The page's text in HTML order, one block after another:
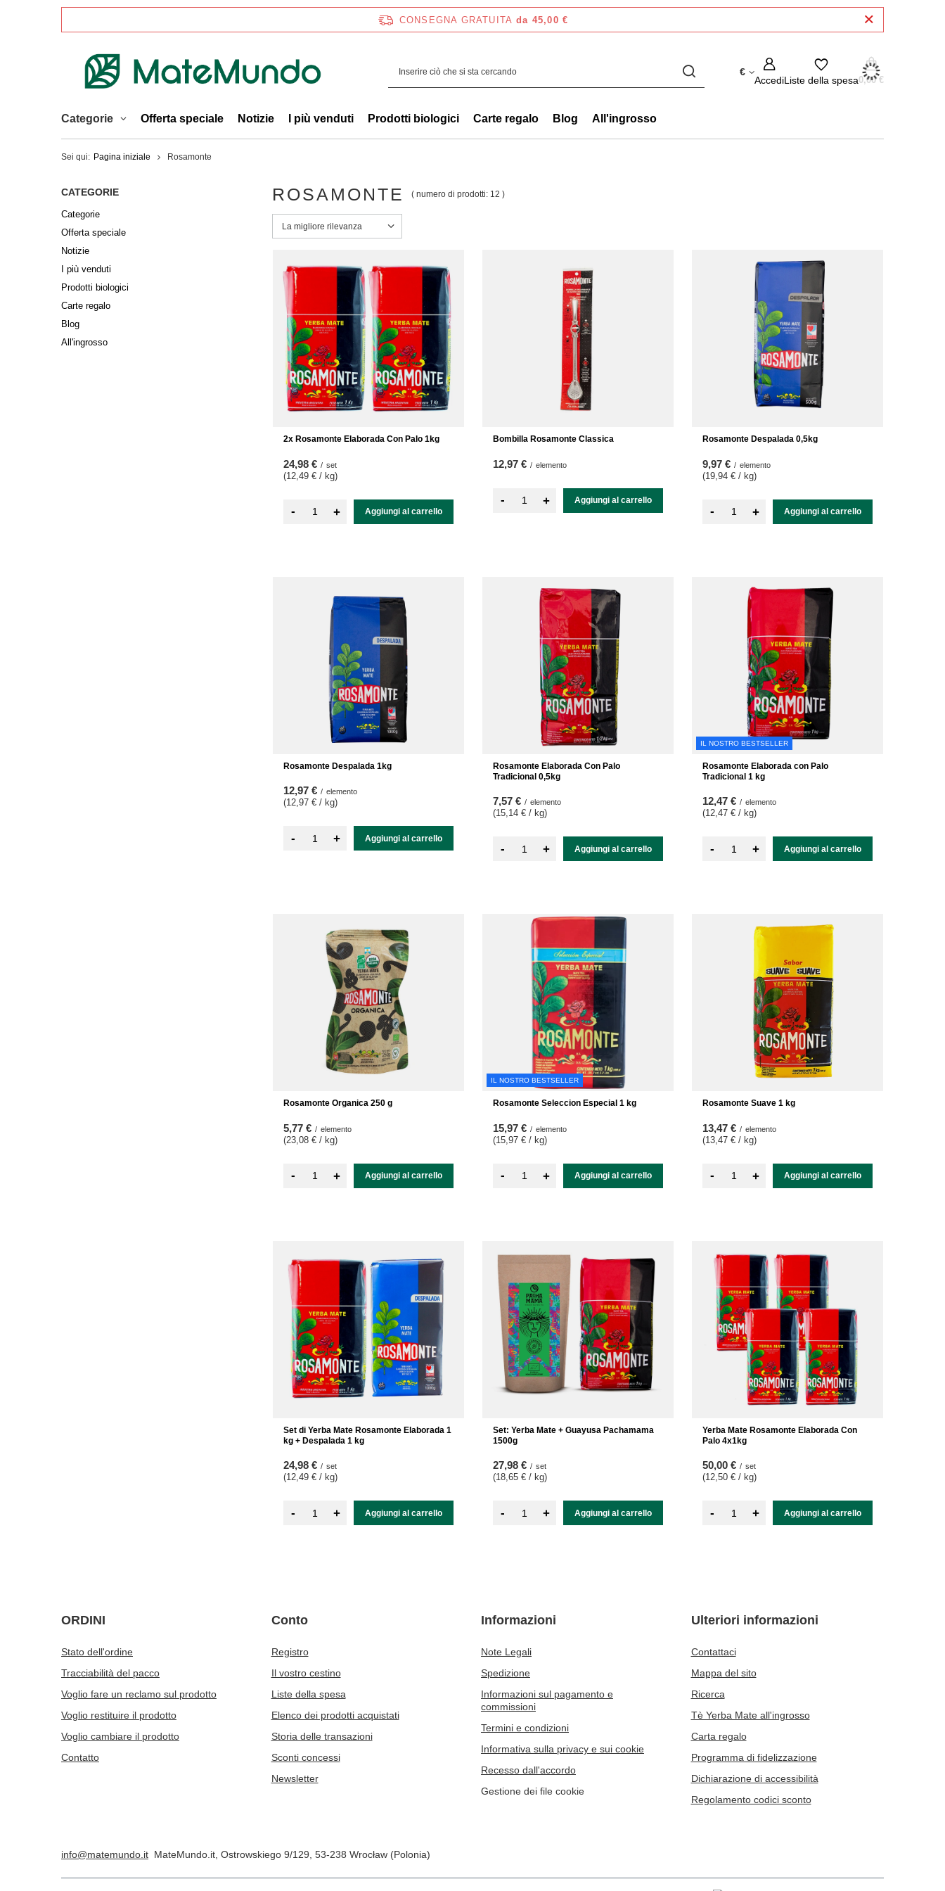
CONSEGNA GRATUITA da 45,00 €
€
AccediListe della spesa0,00 €
Categorie Offerta speciale Notizie I più venduti Prodotti biologici Carte regalo Blog All'ingrosso
Sei qui: Pagina iniziale Rosamonte
CATEGORIE
Categorie
Offerta speciale
Notizie
I più venduti
Prodotti biologici
Carte regalo
Blog
All'ingrosso
ROSAMONTE ( numero di prodotti: 12 )
Modifica ordinamento
La migliore rilevanza
2x Rosamonte Elaborada Con Palo 1kg
24,98 € / set
(12,49 € / kg)
- + Aggiungi al carrello
Bombilla Rosamonte Classica
12,97 € / elemento
- + Aggiungi al carrello
Rosamonte Despalada 0,5kg
9,97 € / elemento
(19,94 € / kg)
- + Aggiungi al carrello
Rosamonte Despalada 1kg
12,97 € / elemento
(12,97 € / kg)
- + Aggiungi al carrello
Rosamonte Elaborada Con Palo
Tradicional 0,5kg
7,57 € / elemento
(15,14 € / kg)
- + Aggiungi al carrello
IL NOSTRO BESTSELLER
Rosamonte Elaborada con Palo
Tradicional 1 kg
12,47 € / elemento
(12,47 € / kg)
- + Aggiungi al carrello
Rosamonte Organica 250 g
5,77 € / elemento
(23,08 € / kg)
- + Aggiungi al carrello
IL NOSTRO BESTSELLER
Rosamonte Seleccion Especial 1 kg
15,97 € / elemento
(15,97 € / kg)
- + Aggiungi al carrello
Rosamonte Suave 1 kg
13,47 € / elemento
(13,47 € / kg)
- + Aggiungi al carrello
Set di Yerba Mate Rosamonte Elaborada 1
kg + Despalada 1 kg
24,98 € / set
(12,49 € / kg)
- + Aggiungi al carrello
Set: Yerba Mate + Guayusa Pachamama
1500g
27,98 € / set
(18,65 € / kg)
- + Aggiungi al carrello
Yerba Mate Rosamonte Elaborada Con
Palo 4x1kg
50,00 € / set
(12,50 € / kg)
- + Aggiungi al carrello
ORDINI
Stato dell'ordine
Tracciabilità del pacco
Voglio fare un reclamo sul prodotto
Voglio restituire il prodotto
Voglio cambiare il prodotto
Contatto
Conto
Registro
Il vostro cestino
Liste della spesa
Elenco dei prodotti acquistati
Storia delle transazioni
Sconti concessi
Newsletter
Informazioni
Note Legali
Spedizione
Informazioni sul pagamento e
commissioni
Termini e condizioni
Informativa sulla privacy e sui cookie
Recesso dall'accordo
Gestione dei file cookie
Ulteriori informazioni
Contattaci
Mappa del sito
Ricerca
Tè Yerba Mate all'ingrosso
Carta regalo
Programma di fidelizzazione
Dichiarazione di accessibilità
Regolamento codici sconto
info@matemundo.it MateMundo.it Ostrowskiego 9/129 53-238 Wrocław (Polonia)